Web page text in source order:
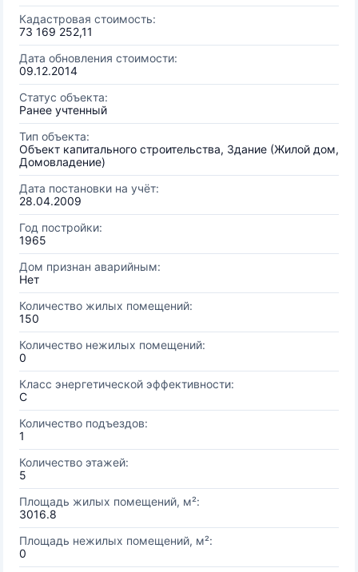
Кадастровая стоимость:
73 169 252,11
Дата обновления стоимости:
09.12.2014
Статус объекта:
Ранее учтенный
Тип объекта:
Объект капитального строительства, Здание (Жилой дом,
Домовладение)
Дата постановки на учёт:
28.04.2009
Год постройки:
1965
Дом признан аварийным:
Нет
Количество жилых помещений:
150
Количество нежилых помещений:
0
Класс энергетической эффективности:
C
Количество подъездов:
1
Количество этажей:
5
Площадь жилых помещений, м²:
3016.8
Площадь нежилых помещений, м²:
0